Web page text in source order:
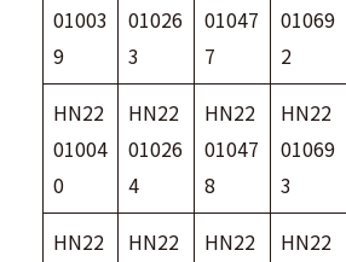
01003
9
01026
3
01047
7
01069
2
HN22
01004
0
HN22
01026
4
HN22
01047
8
HN22
01069
3
HN22
HN22
HN22
HN22